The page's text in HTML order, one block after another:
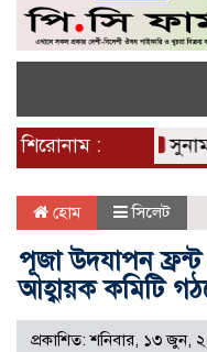
শিরোনাম :
হোম সিলেট
পূজা উদযাপন
আহ্বায়ক কমিটি
প্রকাশিত: শনিবার, ১৩ জুন,